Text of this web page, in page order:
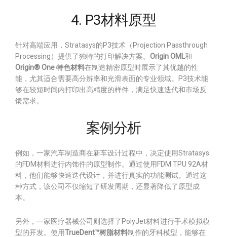
4. P3材料原型
针对高端应用，Stratasys的P3技术（Projection Passthrough
Processing）提供了独特的打印解决方案。 Origin OML和
Origin® One 特色材料在制造精密原型时展示了其优越的性
能，尤其适合需要高分辨率和光滑表面的专业领域。P3技术能
够在较短时间内打印出高精度的样件，满足快速迭代和市场反
馈需求。
案例分析
例如，一家汽车制造商在新车设计过程中，决定使用Stratasys
的FDM材料进行内饰件的原型制作。通过使用FDM TPU 92A材
料，他们能够快速迭代设计，并进行真实的功能测试。通过这
种方式，该公司不仅缩短了研发周期，还显著降低了原型成
本。
另外，一家医疗器械公司则选择了PolyJet材料进行手术模拟模
型的开发。使用TrueDent™树脂材料制作的牙科模型，能够在